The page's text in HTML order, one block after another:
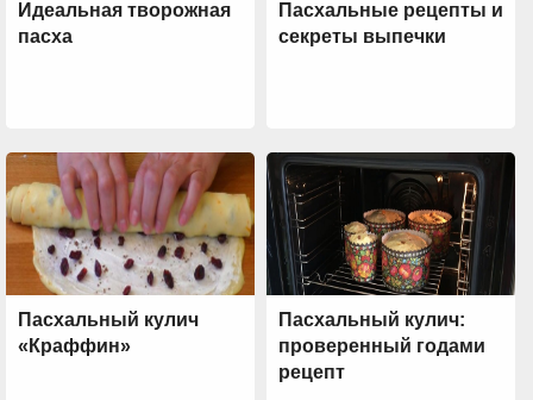
Идеальная творожная
пасха
Пасхальные рецепты и
секреты выпечки
Пасхальный кулич
«Краффин»
Пасхальный кулич:
проверенный годами
рецепт